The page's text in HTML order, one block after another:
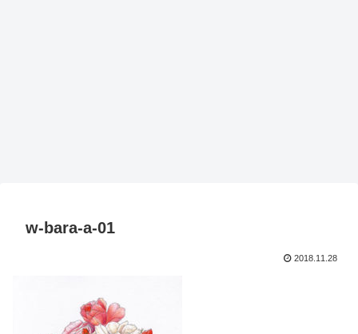
w-bara-a-01
2018.11.28